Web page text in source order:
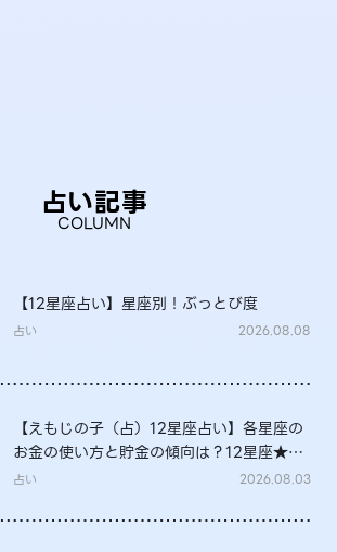
占い記事
COLUMN
【12星座占い】星座別！ぶっとび度
占い 2026.08.08
【えもじの子（占）12星座占い】各星座の
お金の使い方と貯金の傾向は？12星座★徹
底解説
占い 2026.08.03